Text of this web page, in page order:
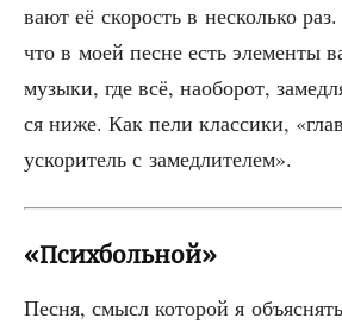
ва­ют её ско­рость в несколь­ко
что в моей песне есть эле­мен­ты
музы­ки, где всё, наобо­рот,
ся ниже. Как пели клас­си­ки,
уско­ри­тель с замедлителем».
«Психбольной»
Пес­ня, смысл кото­рой я